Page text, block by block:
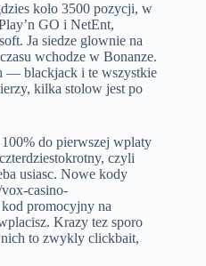
kolo 3500 pozycji, w
GO i NetEnt,
Ja siedze glownie na
wchodze w Bonanze.
— blackjack i te wszystkie
kilka stolow jest po
do pierwszej wplaty
czyli
usiasc. Nowe kody
casino-
promocyjny na
Krazy tez sporo
to zwykly clickbait,